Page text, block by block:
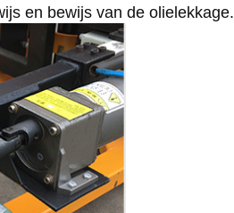
en bewijs van de olielekkage.